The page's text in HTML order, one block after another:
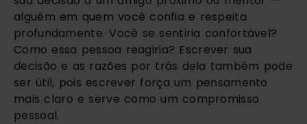
alguém em quem você confia e respeita
profundamente. Você se sentiria confortável?
Como essa pessoa reagiria? Escrever sua
decisão e as razões por trás dela também pode
ser útil, pois escrever força um pensamento
mais claro e serve como um compromisso
pessoal.